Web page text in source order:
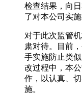
检查结果，向
了对本公司实
对于此次监管
肃对待。目前
手实施防止类
改过程中，本
作，以认真、
施。